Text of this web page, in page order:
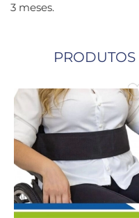
3 meses.
PRODUTOS